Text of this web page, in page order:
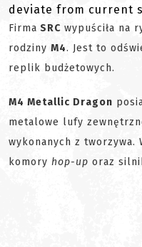
deviate from current
Firma SRC wypuściła na
rodziny M4. Jest to
replik budżetowych.
M4 Metallic Dragon
metalowe lufy
wykonanych z tworzywa.
komory hop-up oraz